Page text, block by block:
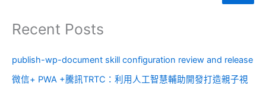
Recent Posts
publish-wp-document skill configuration review and release
微信+ PWA +騰訊TRTC：利用人工智慧輔助開發打造親子視